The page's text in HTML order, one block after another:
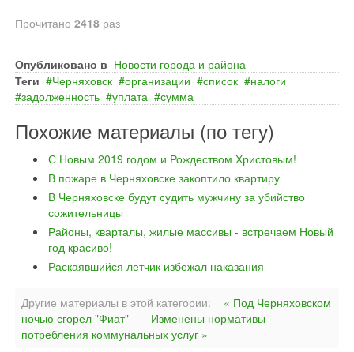
Прочитано 2418 раз
Опубликовано в Новости города и района
Теги
Черняховск организации список
налоги
задолженность
уплата сумма
Похожие материалы (по тегу)
С Новым 2019 годом и Рождеством Христовым!
В пожаре в Черняховске закоптило квартиру
В Черняховске будут судить мужчину за убийство
сожительницы
Районы, кварталы, жилые массивы - встречаем Новый
год красиво!
Раскаявшийся летчик избежал наказания
Другие материалы в этой категории:
« Под Черняховском
ночью сгорел "Фиат"
Изменены нормативы
потребления коммунальных услуг »